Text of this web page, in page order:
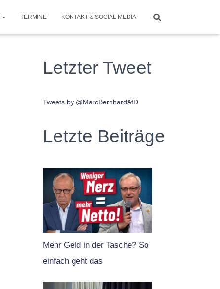
TERMINE KONTAKT & SOCIAL MEDIA
Letzter Tweet
Tweets by @MarcBernhardAfD
Letzte Beiträge
Mehr Geld in der Tasche? So
einfach geht das